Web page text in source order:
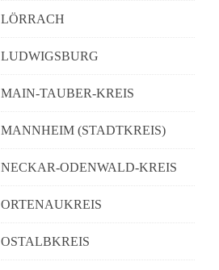
LÖRRACH
LUDWIGSBURG
MAIN-TAUBER-KREIS
MANNHEIM (STADTKREIS)
NECKAR-ODENWALD-KREIS
ORTENAUKREIS
OSTALBKREIS